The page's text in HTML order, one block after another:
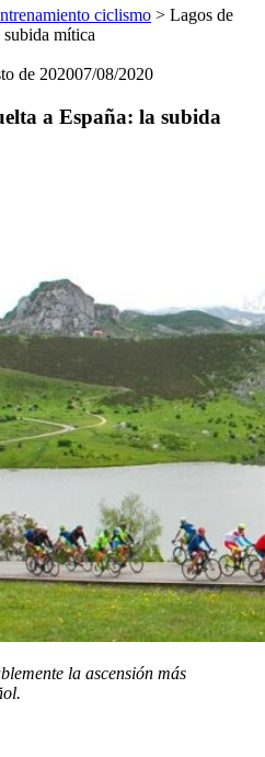
ciclismo > Lagos de
mítica
de 202007/08/2020
a España: la subida
la ascensión más
ol.